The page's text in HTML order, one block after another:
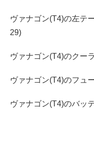
ヴァナゴン(T4)の左テ
29)
ヴァナゴン(T4)のクー
ヴァナゴン(T4)のフュ
ヴァナゴン(T4)のバッ